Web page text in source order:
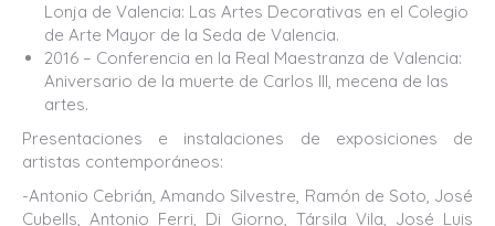
Lonja de Valencia: Las Artes Decorativas en el Colegio
de Arte Mayor de la Seda de Valencia.
2016 – Conferencia en la Real Maestranza de Valencia:
Aniversario de la muerte de Carlos III, mecena de las
artes.
Presentaciones e instalaciones de exposiciones de
artistas contemporáneos:
-Antonio Cebrián, Amando Silvestre, Ramón de Soto, José
Cubells, Antonio Ferri, Di Giorno, Társila Vila, José Luis